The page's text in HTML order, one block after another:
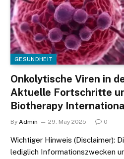
GESUNDHEIT
Onkolytische Viren in
Aktuelle Fortschritte
Biotherapy
By Admin 29. May 2025 0
Wichtiger Hinweis (Disclaimer):
lediglich Informationszwecken